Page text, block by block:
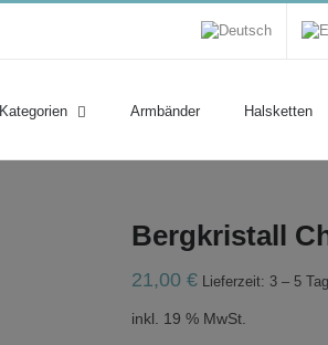
Armbänder Halsketten
Bergkristall
21,00 € Lieferzeit: 3 – 5
inkl. 19 % MwSt.